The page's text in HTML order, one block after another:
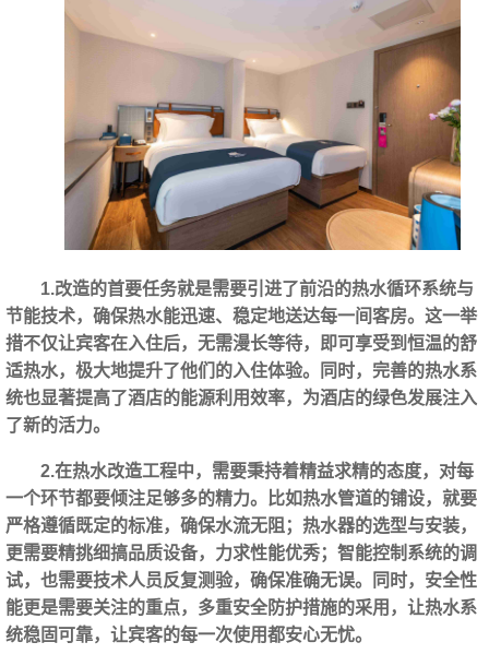
1.改造的首要任务就是需要引进了前沿的热水循环系统与
节能技术，确保热水能迅速、稳定地送达每一间客房。这一举
措不仅让宾客在入住后，无需漫长等待，即可享受到恒温的舒
适热水，极大地提升了他们的入住体验。同时，完善的热水系
统也显著提高了酒店的能源利用效率，为酒店的绿色发展注入
了新的活力。
2.在热水改造工程中，需要秉持着精益求精的态度，对每
一个环节都要倾注足够多的精力。比如热水管道的铺设，就要
严格遵循既定的标准，确保水流无阻；热水器的选型与安装，
更需要精挑细搞品质设备，力求性能优秀；智能控制系统的调
试，也需要技术人员反复测验，确保准确无误。同时，安全性
能更是需要关注的重点，多重安全防护措施的采用，让热水系
统稳固可靠，让宾客的每一次使用都安心无忧。